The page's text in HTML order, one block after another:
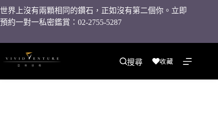
世界上沒有兩顆相同的鑽石，正如沒有第二個你。立即
預約一對一私密鑑賞：02-2755-5287
搜尋 收藏